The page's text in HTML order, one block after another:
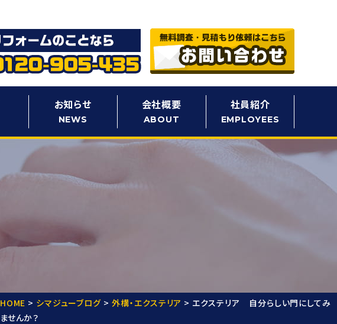
お知らせ
NEWS
会社概要
ABOUT
社員紹介
EMPLOYEES
HOME > シマジューブログ > 外構・エクステリア > エクステリア 自分らしい門にしてみ
ませんか？